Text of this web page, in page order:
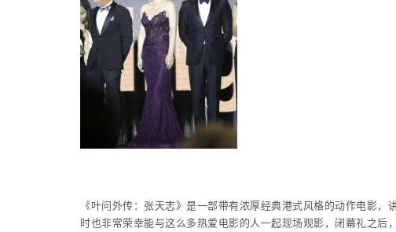
《叶问外传：张天志》是一部带有浓厚经典港式风格的动作电影
时也非常荣幸能与这么多热爱电影的人一起现场观影，闭幕礼之